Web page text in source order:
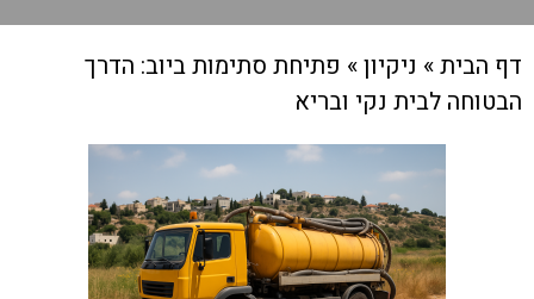
דף הבית» ניקיון» פתיחת סתימות ביוב: הדרך
הבטוחה לבית נקי ובריא